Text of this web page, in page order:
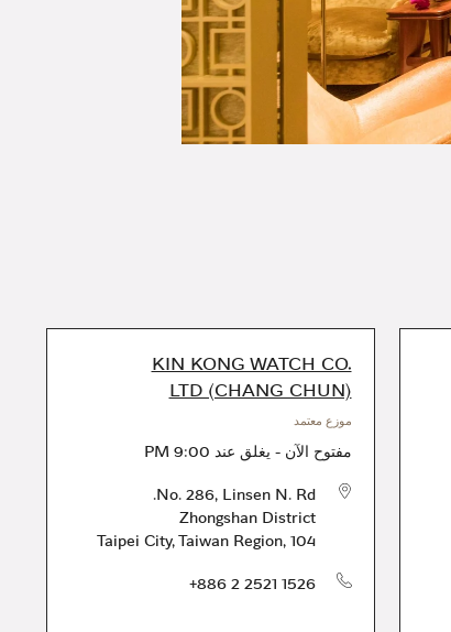
KIN KONG WATCH CO.
LTD (CHANG CHUN)
موزع معتمد
مفتوح الآن - يغلق عند 9:00 PM
No. 286, Linsen N. Rd.
Zhongshan District
Taipei City,Taiwan Region, 104
+886 2 2521 1526